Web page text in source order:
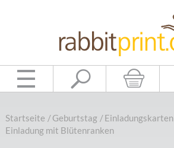
Startseite /Geburtstag /Einladungskarten
Einladung mit Blütenranken